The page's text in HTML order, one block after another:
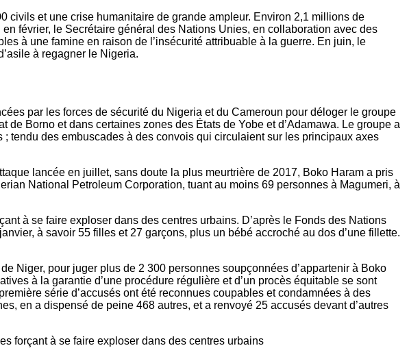
civils et une crise humanitaire de grande ampleur. Environ 2,1 millions de
février, le Secrétaire général des Nations Unies, en collaboration avec des
à une famine en raison de l’insécurité attribuable à la guerre. En juin, le
à regagner le Nigeria.
par les forces de sécurité du Nigeria et du Cameroun pour déloger le groupe
Borno et dans certaines zones des États de Yobe et d’Adamawa. Le groupe a
tendu des embuscades à des convois qui circulaient sur les principaux axes
lancée en juillet, sans doute la plus meurtrière de 2017, Boko Haram a pris
National Petroleum Corporation, tuant au moins 69 personnes à Magumeri, à
à se faire exploser dans des centres urbains. D’après le Fonds des Nations
à savoir 55 filles et 27 garçons, plus un bébé accroché au dos d’une fillette.
Niger, pour juger plus de 2 300 personnes soupçonnées d’appartenir à Boko
à la garantie d’une procédure régulière et d’un procès équitable se sont
série d’accusés ont été reconnues coupables et condamnées à des
en a dispensé de peine 468 autres, et a renvoyé 25 accusés devant d’autres
forçant à se faire exploser dans des centres urbains